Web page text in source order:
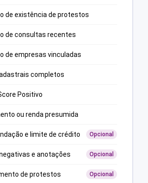
de existência de protestos
de consultas recentes
de empresas vinculadas
completos
Positivo
ou renda presumida
e limite de crédito Opcional
e anotações Opcional
de protestos Opcional